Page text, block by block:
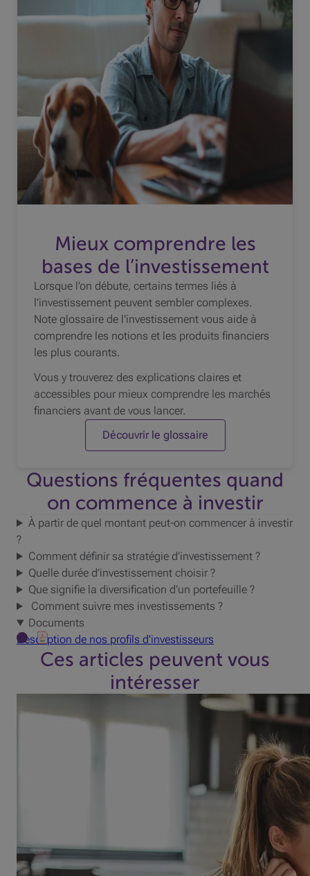
Mieux comprendre les
bases de l’investissement
Lorsque l’on débute, certains termes liés à
l’investissement peuvent sembler complexes.
Note glossaire de l’investissement vous aide à
comprendre les notions et les produits financiers
les plus courants.
Vous y trouverez des explications claires et
accessibles pour mieux comprendre les marchés
financiers avant de vous lancer.
Découvrir le glossaire
Questions fréquentes quand
on commence à investir
À partir de quel montant peut-on commencer à investir
?
Comment définir sa stratégie d’investissement ?
Quelle durée d’investissement choisir ?
Que signifie la diversification d’un portefeuille ?
Comment suivre mes investissements ?
Documents
Description de nos profils d'investisseurs
Ces articles peuvent vous
intéresser